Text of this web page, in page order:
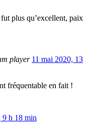
plus qu’excellent, paix
player 11 mai 2020, 13
fréquentable en fait !
9 h 18 min